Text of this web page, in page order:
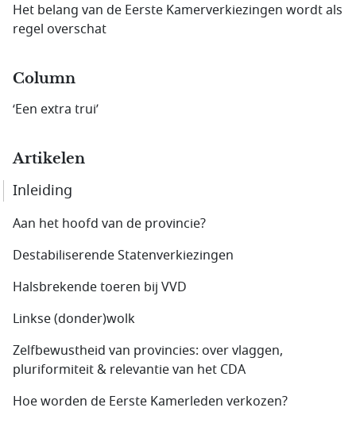
Het belang van de Eerste Kamerverkiezingen wordt als
regel overschat
Column
‘Een extra trui’
Artikelen
Inleiding
Aan het hoofd van de provincie?
Destabiliserende Statenverkiezingen
Halsbrekende toeren bij VVD
Linkse (donder)wolk
Zelfbewustheid van provincies: over vlaggen,
pluriformiteit & relevantie van het CDA
Hoe worden de Eerste Kamerleden verkozen?